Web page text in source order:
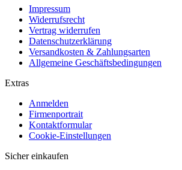
Impressum
Widerrufsrecht
Vertrag widerrufen
Datenschutzerklärung
Versandkosten & Zahlungsarten
Allgemeine Geschäftsbedingungen
Extras
Anmelden
Firmenportrait
Kontaktformular
Cookie-Einstellungen
Sicher einkaufen